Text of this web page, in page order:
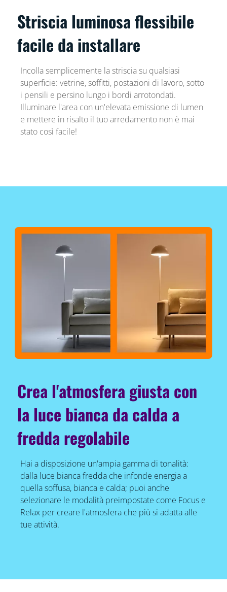
Striscia luminosa flessibile
facile da installare
Incolla semplicemente la striscia su qualsiasi
superficie: vetrine, soffitti, postazioni di lavoro, sotto
i pensili e persino lungo i bordi arrotondati.
Illuminare l'area con un'elevata emissione di lumen
e mettere in risalto il tuo arredamento non è mai
stato così facile!
Crea l'atmosfera giusta con
la luce bianca da calda a
fredda regolabile
Hai a disposizione un'ampia gamma di tonalità:
dalla luce bianca fredda che infonde energia a
quella soffusa, bianca e calda; puoi anche
selezionare le modalità preimpostate come Focus e
Relax per creare l'atmosfera che più si adatta alle
tue attività.